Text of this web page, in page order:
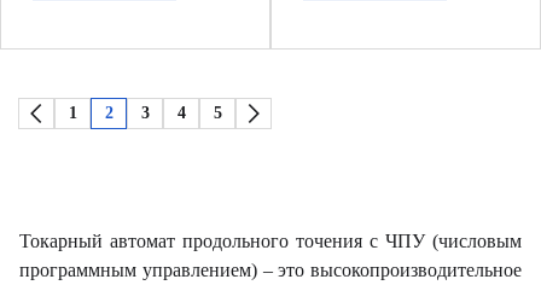
1 2 3 4 5
Токарный автомат продольного точения с ЧПУ (числовым
программным управлением) – это высокопроизводительное